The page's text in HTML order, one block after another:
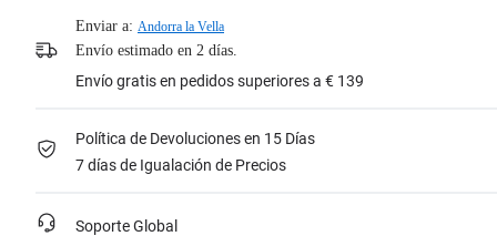
Enviar a: Andorra la Vella
Envío estimado en 2 días.
Envío gratis en pedidos superiores a € 139
Política de Devoluciones en 15 Días
7 días de Igualación de Precios
Soporte Global